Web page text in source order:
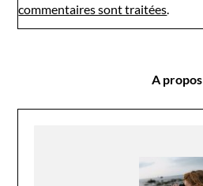
commentaires sont traitées.
A propos